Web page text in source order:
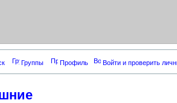
Группы Профиль Войти и проверить